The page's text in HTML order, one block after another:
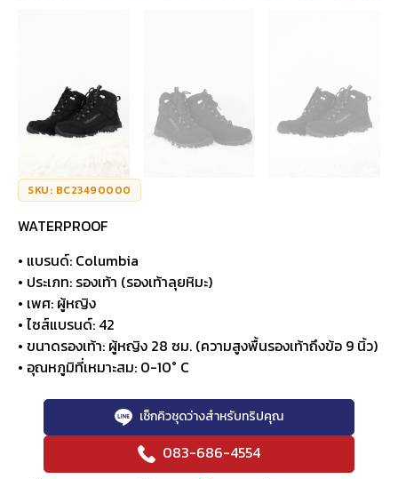
SKU: BC23490000
WATERPROOF
• แบรนด์: Columbia
• ประเภท: รองเท้า (รองเท้าลุยหิมะ)
• เพศ: ผู้หญิง
• ไซส์แบรนด์: 42
• ขนาดรองเท้า: ผู้หญิง 28 ซม. (ความสูงพื้นรองเท้าถึงข้อ 9 นิ้ว)
• อุณหภูมิที่เหมาะสม: 0-10° C
เช็กคิวชุดว่างสำหรับทริปคุณ
083-686-4554